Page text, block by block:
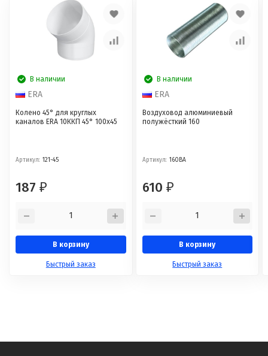
В наличии
ERA
Колено 45° для круглых
каналов ERA 10ККП 45° 100x45
Артикул: 121-45
187 ₽
В корзину
Быстрый заказ
В наличии
ERA
Воздуховод алюминиевый
полужёсткий 160
Артикул: 160ВА
610 ₽
В корзину
Быстрый заказ